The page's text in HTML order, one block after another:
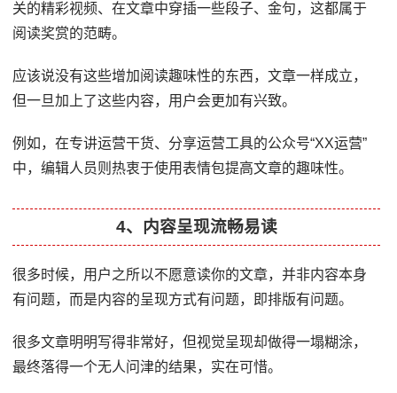
关的精彩视频、在文章中穿插一些段子、金句，这都属于
阅读奖赏的范畴。
应该说没有这些增加阅读趣味性的东西，文章一样成立，
但一旦加上了这些内容，用户会更加有兴致。
例如，在专讲运营干货、分享运营工具的公众号“XX运营”
中，编辑人员则热衷于使用表情包提高文章的趣味性。
4、内容呈现流畅易读
很多时候，用户之所以不愿意读你的文章，并非内容本身
有问题，而是内容的呈现方式有问题，即排版有问题。
很多文章明明写得非常好，但视觉呈现却做得一塌糊涂，
最终落得一个无人问津的结果，实在可惜。